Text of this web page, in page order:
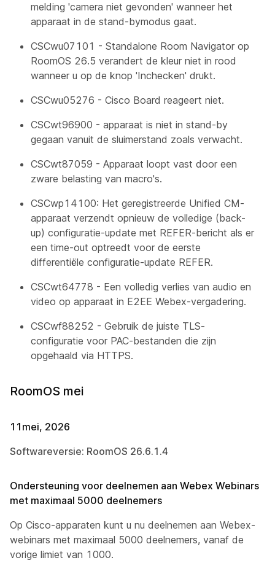
melding 'camera niet gevonden' wanneer het
apparaat in de stand-bymodus gaat.
CSCwu07101 - Standalone Room Navigator op
RoomOS 26.5 verandert de kleur niet in rood
wanneer u op de knop 'Inchecken' drukt.
CSCwu05276 - Cisco Board reageert niet.
CSCwt96900 - apparaat is niet in stand-by
gegaan vanuit de sluimerstand zoals verwacht.
CSCwt87059 - Apparaat loopt vast door een
zware belasting van macro's.
CSCwp14100: Het geregistreerde Unified CM-
apparaat verzendt opnieuw de volledige (back-
up) configuratie-update met REFER-bericht als er
een time-out optreedt voor de eerste
differentiële configuratie-update REFER.
CSCwt64778 - Een volledig verlies van audio en
video op apparaat in E2EE Webex-vergadering.
CSCwf88252 - Gebruik de juiste TLS-
configuratie voor PAC-bestanden die zijn
opgehaald via HTTPS.
RoomOS mei
11mei, 2026
Softwareversie: RoomOS 26.6.1.4
Ondersteuning voor deelnemen aan Webex Webinars
met maximaal 5000 deelnemers
Op Cisco-apparaten kunt u nu deelnemen aan Webex-
webinars met maximaal 5000 deelnemers, vanaf de
vorige limiet van 1000.